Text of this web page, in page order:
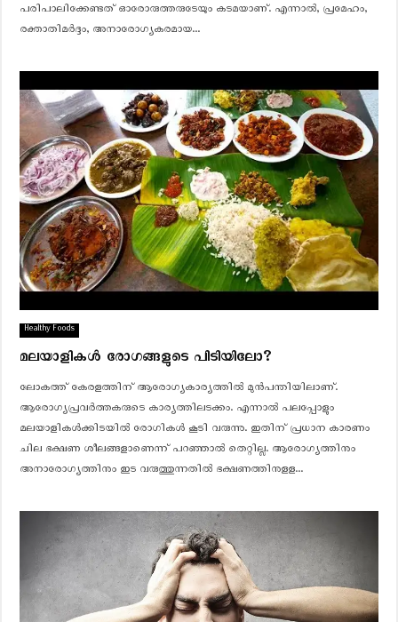
പരിപാലിക്കേണ്ടത് ഓരോരുത്തരുടേയും കടമയാണ്. എന്നാല്‍, പ്രമേഹം,
രക്താതിമര്‍ദ്ദം, അനാരോഗ്യകരമായ...
Healthy Foods
മലയാളികള്‍ രോഗങ്ങളുടെ പിടിയിലോ?
ലോകത്ത് കേരളത്തിന് ആരോഗ്യകാര്യത്തില്‍ മുന്‍പന്തിയിലാണ്.
ആരോഗ്യപ്രവര്‍ത്തകരുടെ കാര്യത്തിലടക്കം. എന്നാല്‍ പലപ്പോളും
മലയാളികള്‍ക്കിടയില്‍ രോഗികള്‍ കൂടി വരുന്നു. ഇതിന് പ്രധാന കാരണം
ചില ഭക്ഷണ ശീലങ്ങളാണെന്ന് പറഞ്ഞാല്‍ തെറ്റില്ല. ആരോഗ്യത്തിനും
അനാരോഗ്യത്തിനും ഇട വരുത്തുന്നതില്‍ ഭക്ഷണത്തിനുളള...